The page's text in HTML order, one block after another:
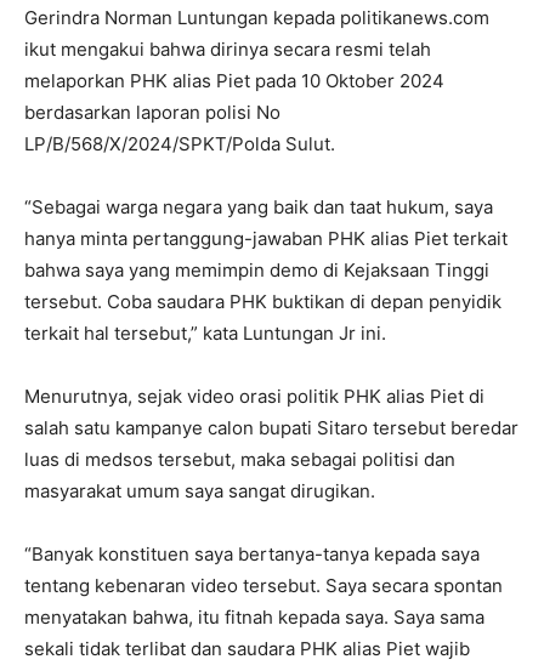
Gerindra Norman Luntungan kepada politikanews.com
ikut mengakui bahwa dirinya secara resmi telah
melaporkan PHK alias Piet pada 10 Oktober 2024
berdasarkan laporan polisi No
LP/B/568/X/2024/SPKT/Polda Sulut.
“Sebagai warga negara yang baik dan taat hukum, saya
hanya minta pertanggung-jawaban PHK alias Piet terkait
bahwa saya yang memimpin demo di Kejaksaan Tinggi
tersebut. Coba saudara PHK buktikan di depan penyidik
terkait hal tersebut,” kata Luntungan Jr ini.
Menurutnya, sejak video orasi politik PHK alias Piet di
salah satu kampanye calon bupati Sitaro tersebut beredar
luas di medsos tersebut, maka sebagai politisi dan
masyarakat umum saya sangat dirugikan.
“Banyak konstituen saya bertanya-tanya kepada saya
tentang kebenaran video tersebut. Saya secara spontan
menyatakan bahwa, itu fitnah kepada saya. Saya sama
sekali tidak terlibat dan saudara PHK alias Piet wajib